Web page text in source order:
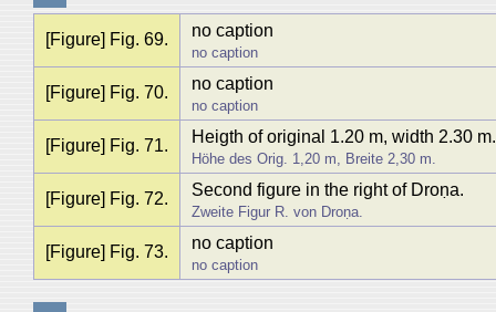
[Figure] Fig. 69. no caption
no caption
[Figure] Fig. 70. no caption
no caption
[Figure] Fig. 71. Heigth of original 1.20 m, width 2.30 m.
Höhe des Orig. 1,20 m, Breite 2,30 m.
[Figure] Fig. 72. Second figure in the right of Droṇa.
Zweite Figur R. von Droṇa.
[Figure] Fig. 73. no caption
no caption